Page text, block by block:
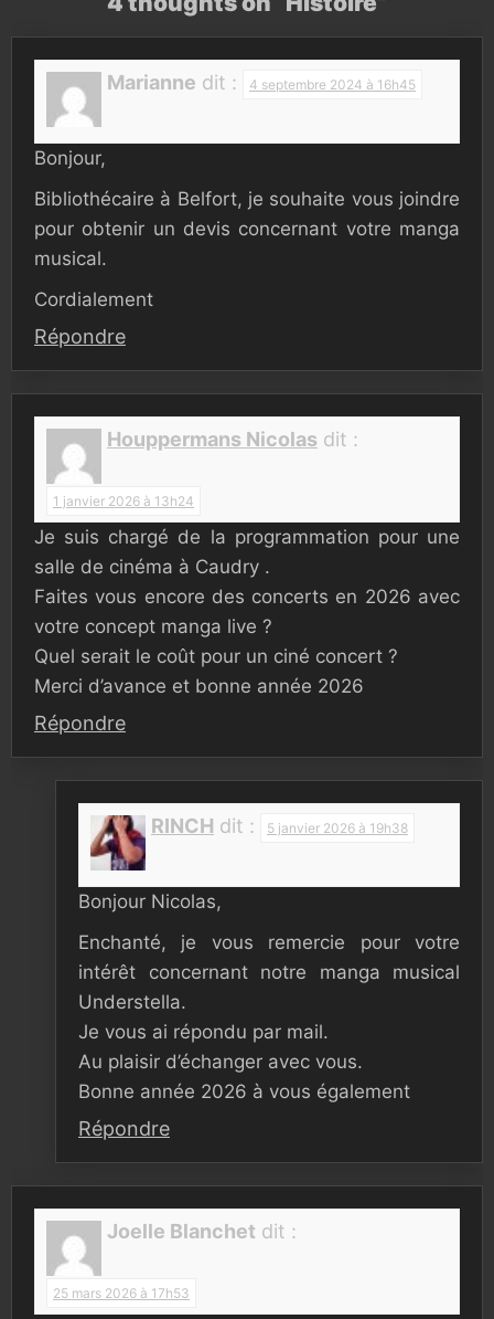
Marianne dit : 4 septembre 2024 à 16h45
Bonjour,
Bibliothécaire à Belfort, je souhaite vous joindre
pour obtenir un devis concernant votre manga
musical.
Cordialement
Répondre
Houppermans Nicolas dit :
1 janvier 2026 à 13h24
Je suis chargé de la programmation pour une
salle de cinéma à Caudry .
Faites vous encore des concerts en 2026 avec
votre concept manga live ?
Quel serait le coût pour un ciné concert ?
Merci d’avance et bonne année 2026
Répondre
RINCH dit : 5 janvier 2026 à 19h38
Bonjour Nicolas,
Enchanté, je vous remercie pour votre
intérêt concernant notre manga musical
Understella.
Je vous ai répondu par mail.
Au plaisir d’échanger avec vous.
Bonne année 2026 à vous également
Répondre
Joelle Blanchet dit :
25 mars 2026 à 17h53